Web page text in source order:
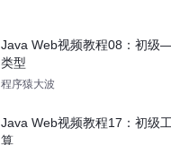
Java Web视频教程08：初
类型
程序猿大波
Java Web视频教程17：初级
算